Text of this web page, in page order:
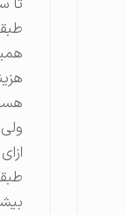
طبقه با
همین
هزینه
هست)
ولی به
ازای هر
طبقه
بیشتر از